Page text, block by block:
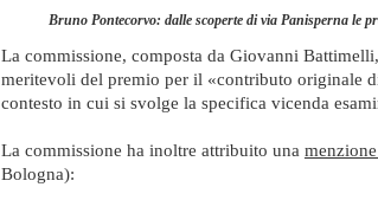
Bruno Pontecorvo: dalle scoperte di via Panisperna le
La commissione, composta da Giovanni
meritevoli del premio per il «contributo originale
contesto in cui si svolge la specifica vicenda
La commissione ha inoltre attribuito una
Bologna):